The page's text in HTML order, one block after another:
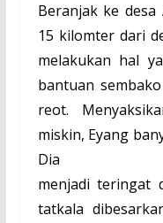
Beranjak ke
15 kilomter dari
melakukan hal
bantuan
reot.
miskin, Eyang
Dia
menjadi teringat
tatkala